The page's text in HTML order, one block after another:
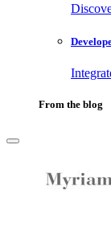
From the blog